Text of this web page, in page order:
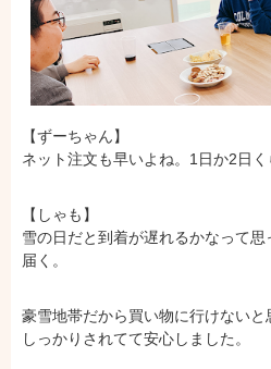
【ずーちゃん】
ネット注文も早いよね。1日か2日く
【しゃも】
雪の日だと到着が遅れるかなって
届く。
豪雪地帯だから買い物に行けない
しっかりされてて安心しました。